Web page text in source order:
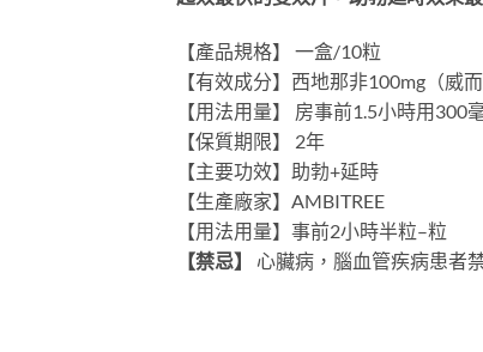
【產品規格】 一盒/10粒
【有效成分】西地那非100mg（威
【用法用量】 房事前1.5小時用
【保質期限】 2年
【主要功效】助勃+延時
【生產廠家】AMBITREE
【用法用量】事前2小時半粒–粒
【禁忌】
心臟病，腦血管疾病患者